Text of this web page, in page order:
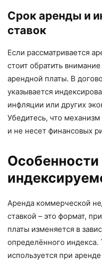
Срок аренды и
ставок
Если рассматривается
стоит обратить
арендной платы. В
указывается
инфляции или других
Убедитесь, что
и не несет финансовых
Аренда коммерческой
ставкой – это формат,
платы изменяется в
определённого индекса.
используется при